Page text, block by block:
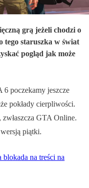
grą jeżeli chodzi o
tego staruszka w świat
pogląd jak może
6 poczekamy jeszcze
pokłady cierpliwości.
GTA Online.
piątki.
na treści na